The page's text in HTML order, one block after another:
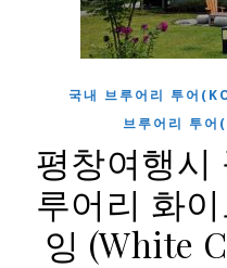
국내 브루어리 투어
브루어리 투
평창여행시
루어리 화
잉 (White